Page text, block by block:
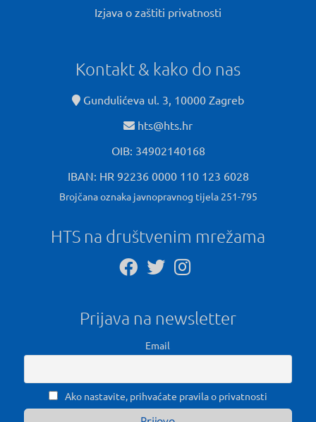
Izjava o zaštiti privatnosti
Kontakt & kako do nas
Gundulićeva ul. 3, 10000 Zagreb
hts@hts.hr
OIB: 34902140168
IBAN: HR 92236 0000 110 123 6028
Brojčana oznaka javnopravnog tijela 251-795
HTS na društvenim mrežama
Prijava na newsletter
Email
Ako nastavite, prihvaćate pravila o privatnosti